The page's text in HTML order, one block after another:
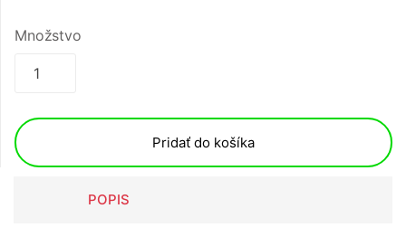
Množstvo
Pridať do košíka
POPIS